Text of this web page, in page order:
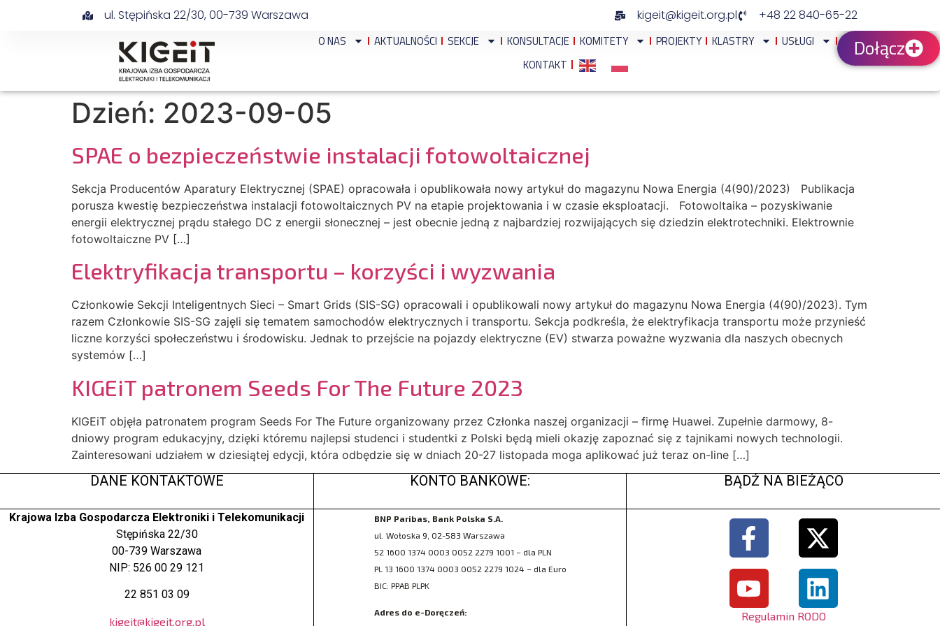
ul. Stępińska 22/30, 00-739 Warszawa kigeit@kigeit.org.pl
+48 22 840-65-22
O NAS
AKTUALNOŚCI SEKCJE KONSULTACJE KOMITETY PROJEKTY KLASTRY
USŁUGI
KONTAKT
Dołącz
Dzień: 2023-09-05
SPAE o bezpieczeństwie instalacji fotowoltaicznej
Sekcja Producentów Aparatury Elektrycznej (SPAE) opracowała i opublikowała nowy artykuł do magazynu Nowa Energia (4(90)/2023) Publikacja
porusza kwestię bezpieczeństwa instalacji fotowoltaicznych PV na etapie projektowania i w czasie eksploatacji. Fotowoltaika – pozyskiwanie
energii elektrycznej prądu stałego DC z energii słonecznej – jest obecnie jedną z najbardziej rozwijających się dziedzin elektrotechniki. Elektrownie
fotowoltaiczne PV […]
Elektryfikacja transportu – korzyści i wyzwania
Członkowie Sekcji Inteligentnych Sieci – Smart Grids (SIS-SG) opracowali i opublikowali nowy artykuł do magazynu Nowa Energia (4(90)/2023). Tym
razem Członkowie SIS-SG zajęli się tematem samochodów elektrycznych i transportu. Sekcja podkreśla, że elektryfikacja transportu może przynieść
liczne korzyści społeczeństwu i środowisku. Jednak to przejście na pojazdy elektryczne (EV) stwarza poważne wyzwania dla naszych obecnych
systemów […]
KIGEiT patronem Seeds For The Future 2023
KIGEiT objęła patronatem program Seeds For The Future organizowany przez Członka naszej organizacji – firmę Huawei. Zupełnie darmowy, 8-
dniowy program edukacyjny, dzięki któremu najlepsi studenci i studentki z Polski będą mieli okazję zapoznać się z tajnikami nowych technologii.
Zainteresowani udziałem w dziesiątej edycji, która odbędzie się w dniach 20-27 listopada moga aplikować już teraz on-line […]
DANE KONTAKTOWE
Krajowa Izba Gospodarcza Elektroniki i Telekomunikacji
Stępińska 22/30
00-739 Warszawa
NIP: 526 00 29 121
22 851 03 09
kigeit@kigeit.org.pl
KONTO BANKOWE:
BNP Paribas, Bank Polska S.A.
ul. Wołoska 9, 02-583 Warszawa
52 1600 1374 0003 0052 2279 1001 – dla PLN
PL 13 1600 1374 0003 0052 2279 1024 – dla Euro
BIC: PPAB PLPK
Adres do e-Doręczeń:
BĄDŹ NA BIEŻĄCO
Regulamin RODO